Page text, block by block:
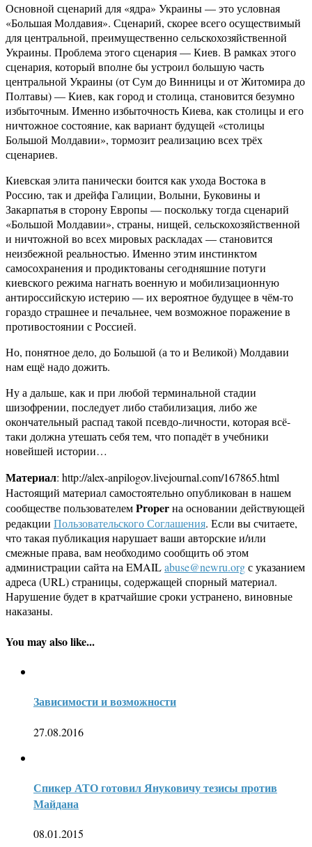
Основной сценарий для «ядра» Украины — это условная
«Большая Молдавия». Сценарий, скорее всего осуществимый
для центральной, преимущественно сельскохозяйственной
Украины. Проблема этого сценария — Киев. В рамках этого
сценария, который вполне бы устроил большую часть
центральной Украины (от Сум до Винницы и от Житомира до
Полтавы) — Киев, как город и столица, становится безумно
избыточным. Именно избыточность Киева, как столицы и его
ничтожное состояние, как вариант будущей «столицы
Большой Молдавии», тормозит реализацию всех трёх
сценариев.
Киевская элита панически боится как ухода Востока в
Россию, так и дрейфа Галиции, Волыни, Буковины и
Закарпатья в сторону Европы — поскольку тогда сценарий
«Большой Молдавии», страны, нищей, сельскохозяйственной
и ничтожной во всех мировых раскладах — становится
неизбежной реальностью. Именно этим инстинктом
самосохранения и продиктованы сегодняшние потуги
киевского режима нагнать военную и мобилизационную
антироссийскую истерию — их вероятное будущее в чём-то
гораздо страшнее и печальнее, чем возможное поражение в
противостоянии с Россией.
Но, понятное дело, до Большой (а то и Великой) Молдавии
нам ещё надо дожить.
Ну а дальше, как и при любой терминальной стадии
шизофрении, последует либо стабилизация, либо же
окончательный распад такой псевдо-личности, которая всё-
таки должна утешать себя тем, что попадёт в учебники
новейшей истории…
Материал: http://alex-anpilogov.livejournal.com/167865.html
Настоящий материал самостоятельно опубликован в нашем
сообществе пользователемProperна основании действующей
редакции Пользовательского Соглашения. Если вы считаете,
что такая публикация нарушает ваши авторские и/или
смежные права, вам необходимо сообщить об этом
администрации сайта на EMAILabuse@newru.orgс указанием
адреса (URL) страницы, содержащей спорный материал.
Нарушение будет в кратчайшие сроки устранено, виновные
наказаны.
You may also like...
Зависимости и возможности
27.08.2016
Спикер АТО готовил Януковичу тезисы против
Майдана
08.01.2015